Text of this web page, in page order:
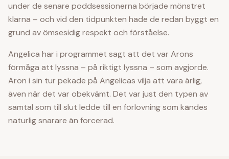
under de senare poddsessionerna började mönstret
klarna – och vid den tidpunkten hade de redan byggt en
grund av ömsesidig respekt och förståelse.
Angelica har i programmet sagt att det var Arons
förmåga att lyssna – på riktigt lyssna – som avgjorde.
Aron i sin tur pekade på Angelicas vilja att vara ärlig,
även när det var obekvämt. Det var just den typen av
samtal som till slut ledde till en förlovning som kändes
naturlig snarare än forcerad.